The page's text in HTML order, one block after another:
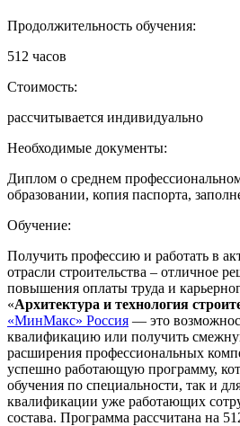
Продолжительность обучения:
512 часов
Стоимость:
рассчитывается индивидуально
Необходимые документы:
Диплом о среднем
образовании, копия паспорта,
Обучение:
Получить профессию и работать в
отрасли строительства – отличное
повышения оплаты труда и
«Архитектура и технология
«МинМакс» Россия — это
квалификацию или получить
расширения профессиональных
успешно работающую программу,
обучения по специальности, так и
квалификации уже работающих
состава. Программа рассчитана на